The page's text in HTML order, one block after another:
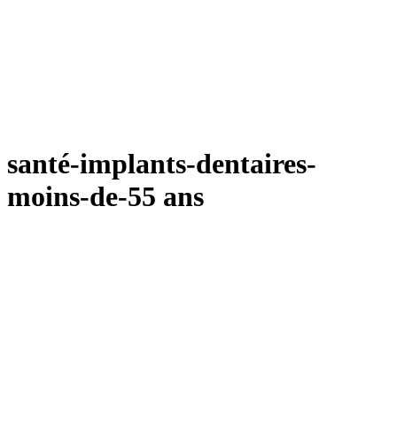
santé-implants-dentaires-
moins-de-55 ans